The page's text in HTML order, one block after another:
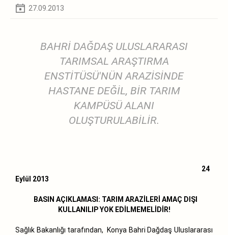
27.09.2013
BAHRİ DAĞDAŞ ULUSLARARASI
TARIMSAL ARAŞTIRMA
ENSTİTÜSÜ'NÜN ARAZİSİNDE
HASTANE DEĞİL, BİR TARIM
KAMPÜSÜ ALANI
OLUŞTURULABİLİR.
24
Eylül 2013
BASIN AÇIKLAMASI: TARIM ARAZİLERİ AMAÇ DIŞI
KULLANILIP YOK EDİLMEMELİDİR!
Sağlık Bakanlığı tarafından, Konya Bahri Dağdaş Uluslararası